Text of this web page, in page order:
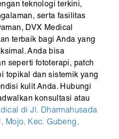
teknologi terkini,
serta fasilitas
DVX Medical
terbaik bagi Anda yang
Anda bisa
seperti fototerapi, patch
topikal dan sistemik yang
kulit Anda. Hubungi
konsultasi atau
di Jl. Dharmahusada
Mojo, Kec. Gubeng,